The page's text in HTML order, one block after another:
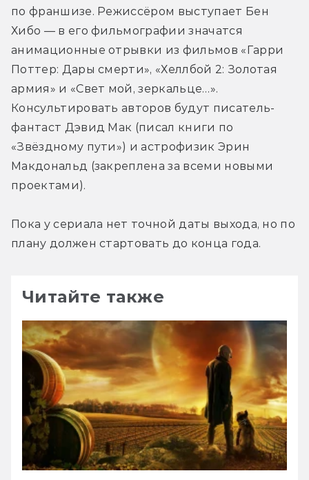
по франшизе. Режиссёром выступает Бен
Хибо — в его фильмографии значатся
анимационные отрывки из фильмов «Гарри
Поттер: Дары смерти», «Хеллбой 2: Золотая
армия» и «Свет мой, зеркальце…».
Консультировать авторов будут писатель-
фантаст Дэвид Мак (писал книги по
«Звёздному пути») и астрофизик Эрин
Макдональд (закреплена за всеми новыми
проектами).
Пока у сериала нет точной даты выхода, но по
плану должен стартовать до конца года.
Читайте также